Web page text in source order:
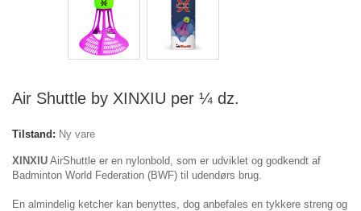
Air Shuttle by XINXIU per ¼ dz.
Tilstand: Ny vare
XINXIU AirShuttle er en nylonbold, som er udviklet og godkendt af
Badminton World Federation (BWF) til udendørs brug.
En almindelig ketcher kan benyttes, dog anbefales en tykkere streng og